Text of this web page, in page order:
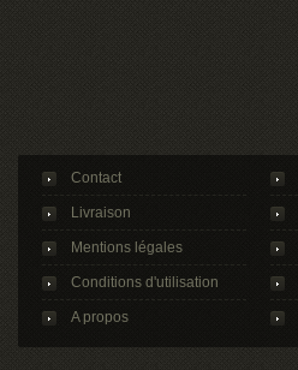
Contact
Livraison
Mentions légales
Conditions d'utilisation
A propos